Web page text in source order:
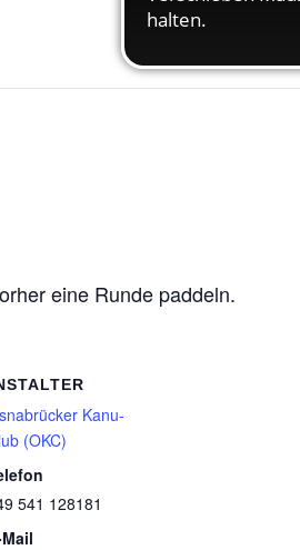
eine Runde paddeln.
Kanu-
(OKC)
541 128181